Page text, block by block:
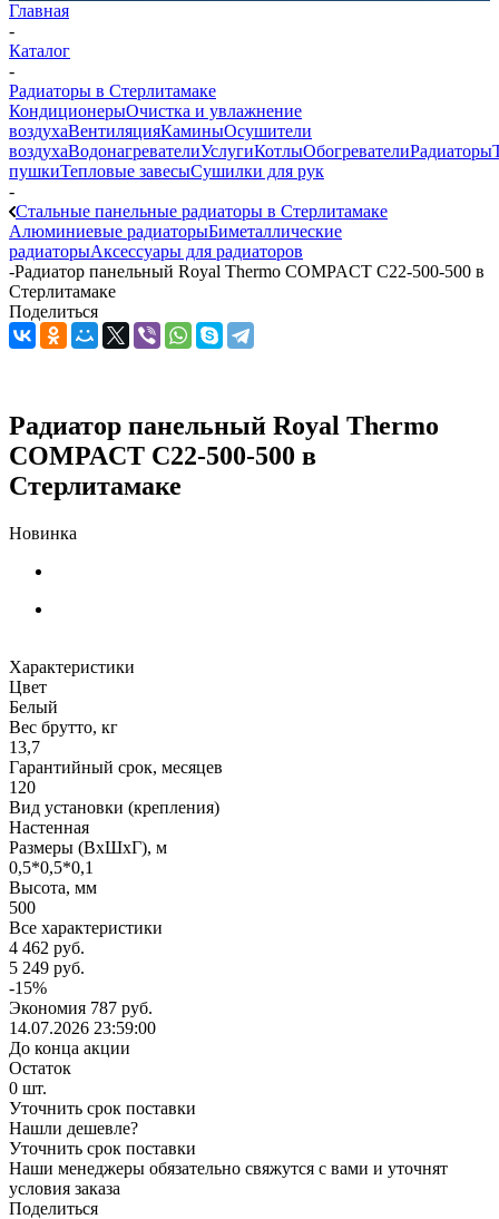
Главная
-
Каталог
-
Радиаторы в Стерлитамаке
КондиционерыОчистка и увлажнение
воздухаВентиляцияКаминыОсушители
воздухаВодонагревателиУслугиКотлыОбогревателиРадиаторы
пушкиТепловые завесыСушилки для рук
-
Стальные панельные радиаторы в Стерлитамаке
Алюминиевые радиаторыБиметаллические
радиаторыАксессуары для радиаторов
-Радиатор панельный Royal Thermo COMPACT C22-500-500 в
Стерлитамаке
Поделиться
Радиатор панельный Royal Thermo
COMPACT C22-500-500 в
Стерлитамаке
Новинка
Характеристики
Цвет
Белый
Вес брутто, кг
13,7
Гарантийный срок, месяцев
120
Вид установки (крепления)
Настенная
Размеры (ВxШxГ), м
0,5*0,5*0,1
Высота, мм
500
Все характеристики
4 462 руб.
5 249 руб.
-15%
Экономия 787 руб.
14.07.2026 23:59:00
До конца акции
Остаток
0 шт.
Уточнить срок поставки
Нашли дешевле?
Уточнить срок поставки
Наши менеджеры обязательно свяжутся с вами и уточнят
условия заказа
Поделиться